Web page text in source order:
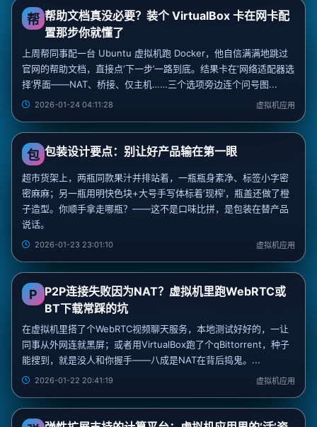
帮 帮助文档真没必要？装个 VirtualBox 卡在网卡配
置那步你就懂了
上周帮同事配一台 Ubuntu 虚拟机跑 Docker，他自信满满地跳过
官网的帮助文档，直接点‘下一步’一路到底。结果卡在‘网络适配器选
择’界面——NAT、桥接、仅主机……三个选项旁边连个问号图...
2026-01-24 04:11:28 虚拟机应用
包 包装设计要点：别让好产品输在第一眼
超市货架上，两瓶同款果汁并排站着，一瓶瓶身素净、标签小字密
密麻麻；另一瓶用明快色块+大号手写体标着‘现榨’，瓶盖还做了橙
子造型。你顺手拿走哪瓶？——这不是口味比拼，是包装在替产品
说话。
2026-01-23 23:01:10 虚拟机应用
P P2P连接失败因为NAT？虚拟机里跑WebRTC或
BT下载常踩的坑
在虚拟机里搭了个WebRTC视频聊天服务，本地测试好好的，一让
同事从外网连就黑屏；或者用VirtualBox跑了个qBittorrent，种子
能搜到，就是没人和你握手——八成是NAT在背后捣鬼。...
2026-01-22 20:41:19 虚拟机应用